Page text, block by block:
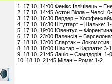
1. 17.10. 14:00 Фенікс Іллічівець –
2. 17.10. 14:45 Астон Вілла – Челсі:
3. 17.10. 16:30 Вердер –
4. 17.10. 16:30 Штутгарт – Шальке:
5. 17.10. 19:00 Ювентус –
6. 17.10. 23:00 Валенсія –
7. 18.10. 13:00 Спартак –
8. 18.10. 18:00 Шахтар – Карпати: 3-1
9. 18.10. 21:45 Лаціо – Сампдорія: 1-0
10. 18.10. 21:45 Мілан – Рома: 1-2